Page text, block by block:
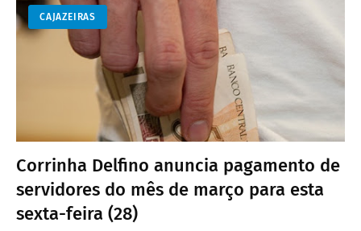
CAJAZEIRAS
Corrinha Delfino anuncia pagamento de
servidores do mês de março para esta
sexta-feira (28)